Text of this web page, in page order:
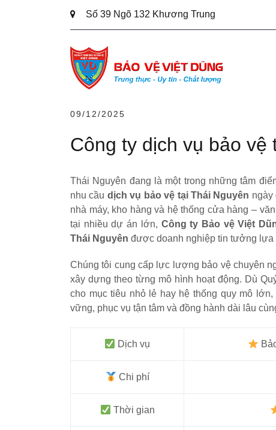
Số 39 Ngõ 132 Khương Trung
09/12/2025
Công ty dịch vụ bảo vệ
Thái Nguyên đang là một trong những tâm
nhu cầu dịch vụ bảo vệ tại Thái Nguyên ngày
nhà máy, kho hàng và hệ thống cửa hàng –
tại nhiều dự án lớn, Công ty Bảo vệ Việt
Thái Nguyên được doanh nghiệp tin tưởng lựa
Chúng tôi cung cấp lực lượng bảo vệ chuyên
xây dựng theo từng mô hình hoạt động. Dù
cho mục tiêu nhỏ lẻ hay hệ thống quy mô
vững, phục vụ tận tâm và đồng hành dài lâu
Dịch vụ
Chi phí
Thời gian